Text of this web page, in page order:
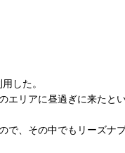
した。
エリアに昼過ぎに来たと
で、その中でもリーズナ